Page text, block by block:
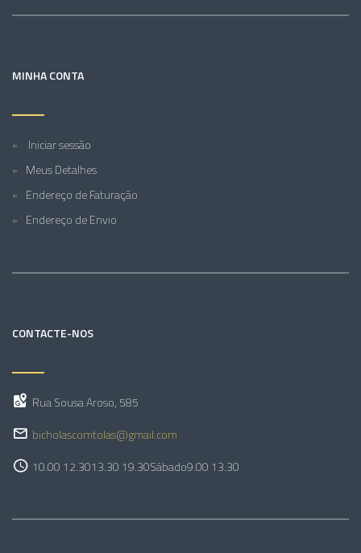
MINHA CONTA
Iniciar sessão
Meus Detalhes
Endereço de Faturação
Endereço de Envio
CONTACTE-NOS
Rua Sousa Aroso, 585
bicholascomtolas@gmail.com
10.00 12.3013.30 19.30Sábado9.00 13.30